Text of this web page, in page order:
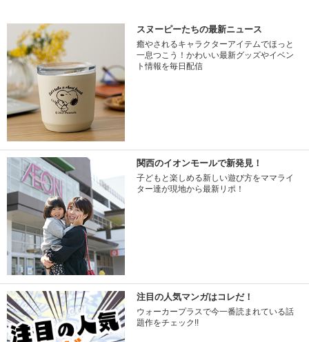
スヌーピーたちの最新ニュース
癒やされるキャラクターアイテムでほっと
一息つこう！かわいい最新グッズやイベン
ト情報を毎日配信
関西のイオンモールで新発見！
子どもと楽しめる新しい遊び方をママライ
ター達が現地から最新リポ！
注目の人気マンガはコレだ！
ウォーカープラスで今一番読まれている話
題作をチェック!!